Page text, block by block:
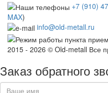
+7 (910)
MAX)
info@old-metall.ru
2015 - 2026 © Old-metall Все
Заказ обратного